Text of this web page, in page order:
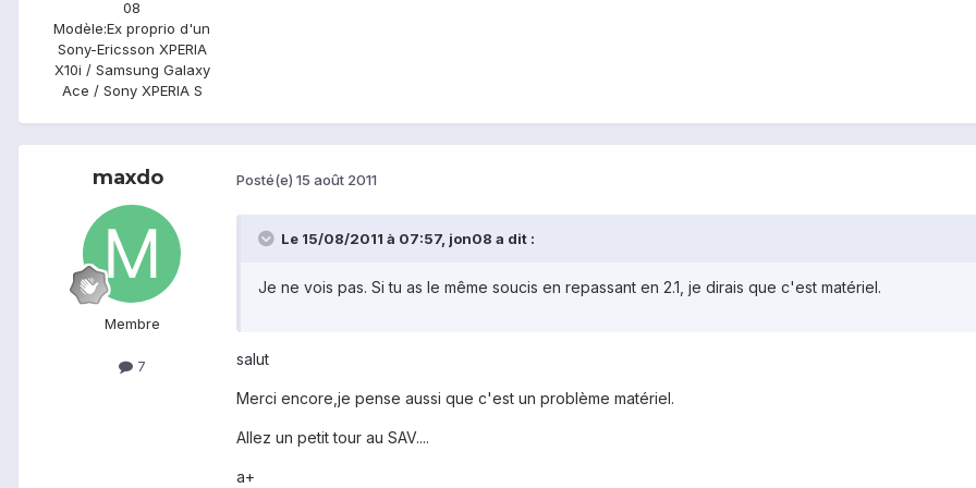
08
Modèle:Ex proprio d'un
Sony-Ericsson XPERIA
X10i / Samsung Galaxy
Ace / Sony XPERIA S
maxdo
Membre
7
Posté(e) 15 août 2011
Le 15/08/2011 à 07:57, jon08 a dit :
Je ne vois pas. Si tu as le même soucis en repassant en 2.1, je dirais que c'est matériel.
salut
Merci encore,je pense aussi que c'est un problème matériel.
Allez un petit tour au SAV....
a+